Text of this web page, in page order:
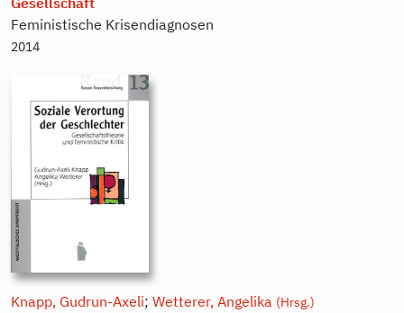
Feministische Krisendiagnosen
2014
Knapp, Gudrun-Axeli; Wetterer, Angelika (Hrsg.)